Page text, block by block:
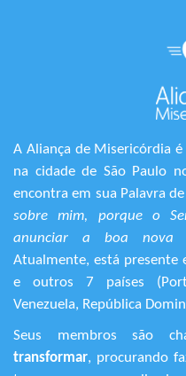
A Aliança de Misericórdia
na cidade de São Paulo
encontra em sua Palavra
sobre mim, porque o
anunciar a boa nova
Atualmente, está presente
e outros 7 países
Venezuela, República
Seus membros são
transformar, procurando